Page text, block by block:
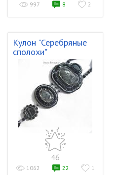
997 8 2
Кулон "Серебряные
сполохи"
46
1062 22 1